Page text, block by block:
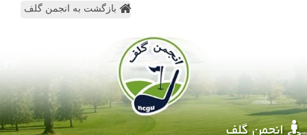
بازگشت به انجمن گلف
انجمن گلف